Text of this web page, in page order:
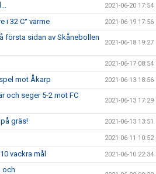
2021-06-20 17:54
i 32 C° värme 2021-06-19 17:56
första sidan av Skånebollen
2021-06-18 19:27
2021-06-17 08:54
mot Åkarp 2021-06-13 18:56
och seger 5-2 mot FC
2021-06-13 17:29
gräs! 2021-06-13 13:51
2021-06-11 10:52
vackra mål 2021-06-10 22:34
och